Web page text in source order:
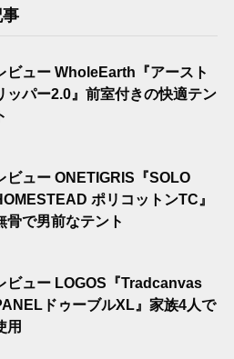
ビュー WholeEarth『アースト
ッパー2.0』前室付きの快適テン
ビュー ONETIGRIS『SOLO
ポリコットンTC』
骨で男前なテント
ビュー LOGOS『Tradcanvas
ドゥーブルXL』家族4人で
用